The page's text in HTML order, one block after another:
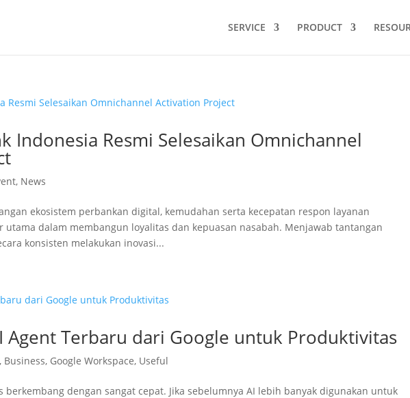
SERVICE PRODUCT
Indonesia Resmi Selesaikan Omnichannel
, News
ekosistem perbankan digital, kemudahan serta kecepatan respon layanan
utama dalam membangun loyalitas dan kepuasan nasabah. Menjawab tantangan
konsisten melakukan inovasi...
Agent Terbaru dari Google untuk Produktivitas
, Business, Google Workspace, Useful
berkembang dengan sangat cepat. Jika sebelumnya AI lebih banyak digunakan untuk